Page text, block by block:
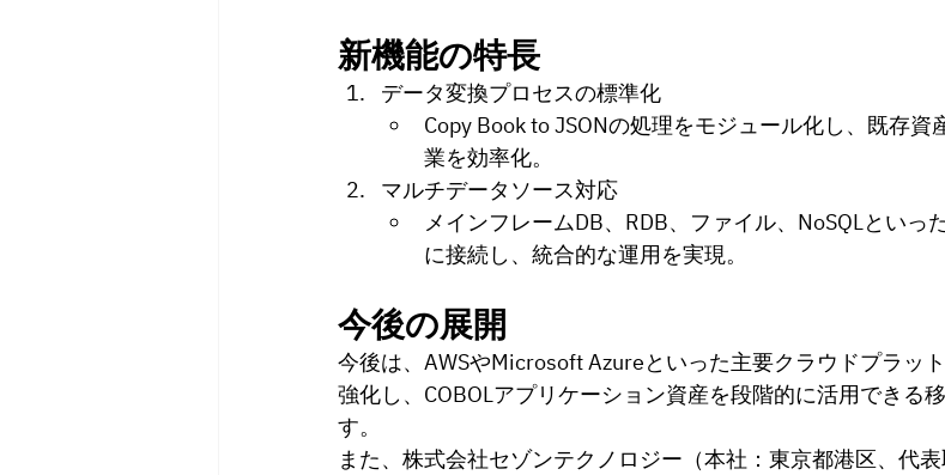
新機能の特長
データ変換プロセスの標準化
Copy Book to JSONの処理をモジュール化し、既存
業を効率化。
マルチデータソース対応
メインフレームDB、RDB、ファイル、NoSQLといっ
に接続し、統合的な運用を実現。
今後の展開
今後は、AWSやMicrosoft Azureといった主要クラウドプラッ
強化し、COBOLアプリケーション資産を段階的に活用できる
す。
また、株式会社セゾンテクノロジー（本社：東京都港区、代